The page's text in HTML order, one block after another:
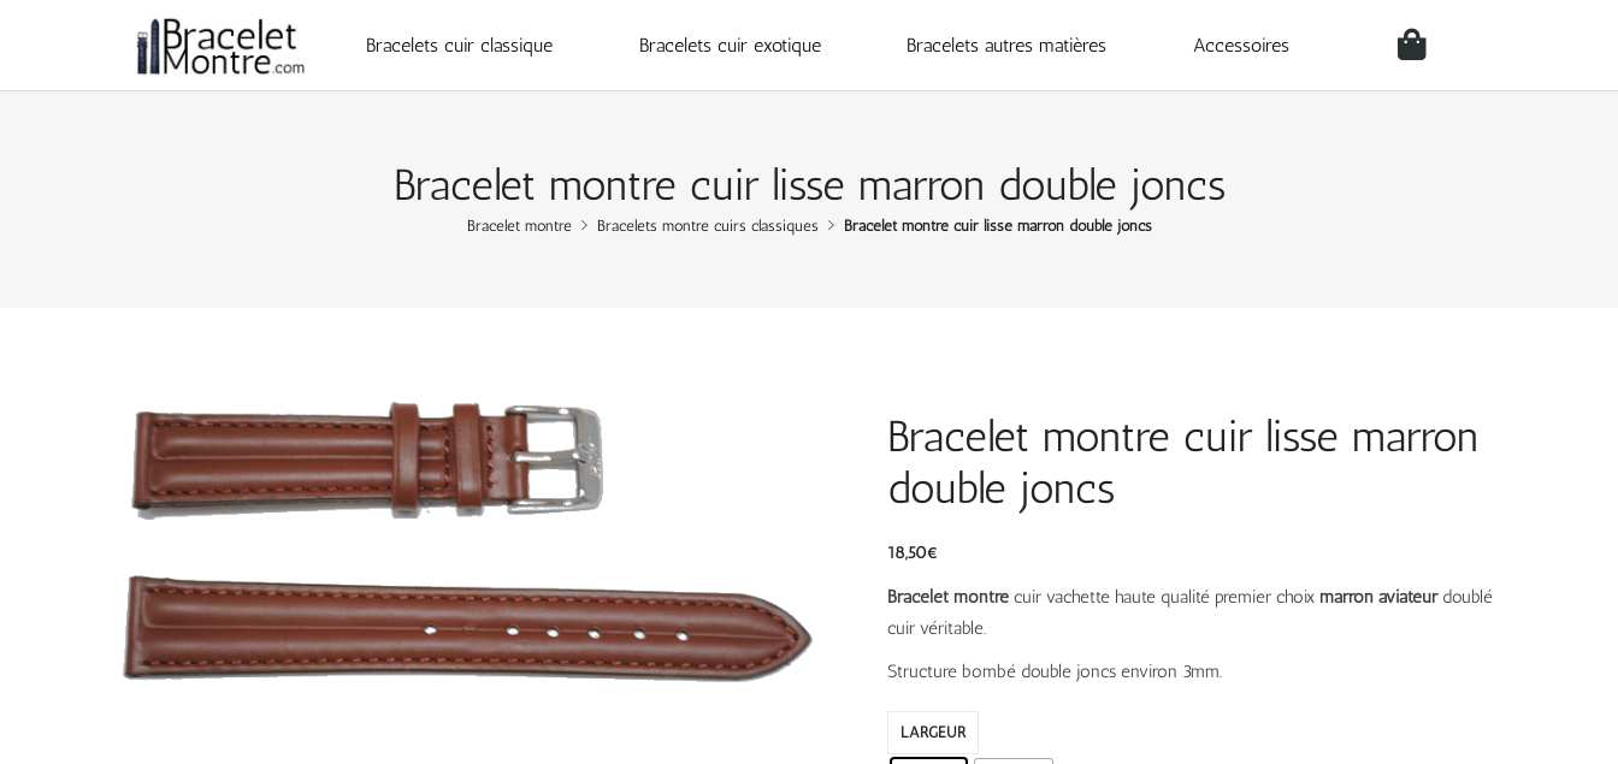
Bracelets cuir classique Bracelets cuir exotique Bracelets autres matières Accessoires
Bracelet montre cuir lisse marron double joncs
Bracelet montre Bracelets montre cuirs classiques Bracelet montre cuir lisse marron double joncs
Bracelet montre cuir lisse marron
double joncs
18,50€
Bracelet montre cuir vachette haute qualité premier choix marron aviateurdoublé
cuir véritable.
Structure bombé double joncs environ 3mm.
LARGEUR